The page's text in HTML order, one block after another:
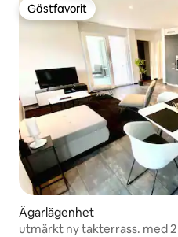
Gästfavorit
Gästfavorit
Ägarlägenhet
utmärkt ny takterrass. med